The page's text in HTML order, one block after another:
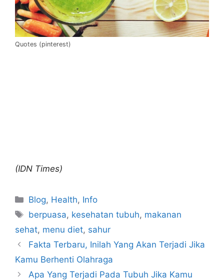
Quotes (pinterest)
(IDN Times)
Blog, Health, Info
berpuasa, kesehatan tubuh, makanan
sehat, menu diet, sahur
Fakta Terbaru, Inilah Yang Akan Terjadi Jika
Kamu Berhenti Olahraga
Apa Yang Terjadi Pada Tubuh Jika Kamu